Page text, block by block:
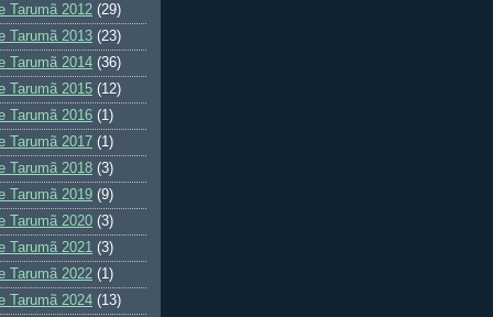
Tarumã 2012 (29)
Tarumã 2013 (23)
Tarumã 2014 (36)
Tarumã 2015 (12)
Tarumã 2016 (1)
Tarumã 2017 (1)
Tarumã 2018 (3)
Tarumã 2019 (9)
Tarumã 2020 (3)
Tarumã 2021 (3)
Tarumã 2022 (1)
Tarumã 2024 (13)